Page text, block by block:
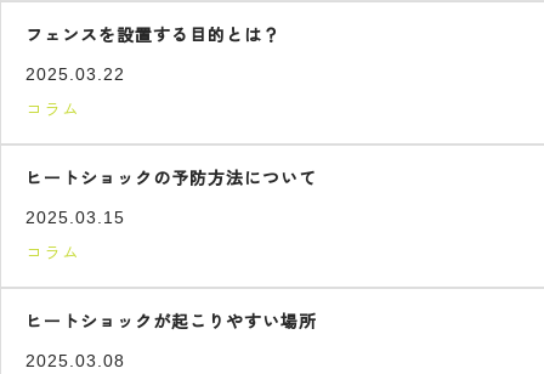
フェンスを設置する目的とは？
2025.03.22
コラム
ヒートショックの予防方法について
2025.03.15
コラム
ヒートショックが起こりやすい場所
2025.03.08